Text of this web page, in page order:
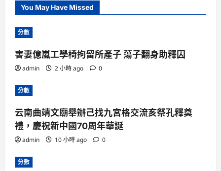
You May Have Missed
分數
害妻億嵐工學椅拘留所產子 蕩子翻身助釋囚
admin 2 小時 ago 0
分數
云南曲靖文廟舉辦己找九宮格交流亥祭孔釋奠
禮，慶祝新中國70周年華誕
admin 10 小時 ago 0
分數